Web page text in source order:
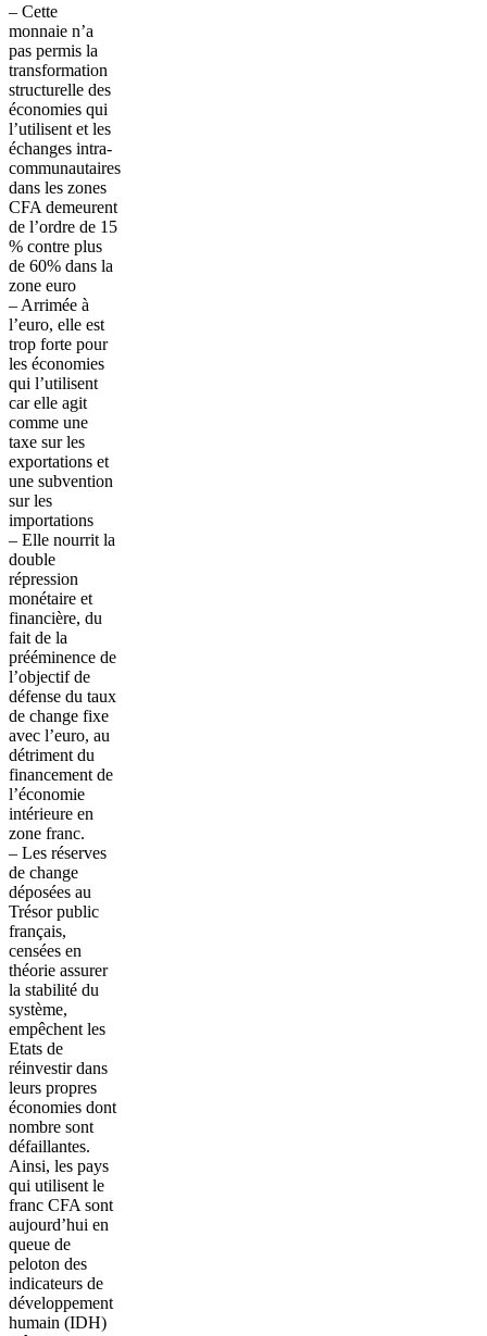
– Cette
monnaie n’a
pas permis la
transformation
structurelle des
économies qui
l’utilisent et les
échanges intra-
communautaires
dans les zones
CFA demeurent
de l’ordre de 15
% contre plus
de 60% dans la
zone euro
– Arrimée à
l’euro, elle est
trop forte pour
les économies
qui l’utilisent
car elle agit
comme une
taxe sur les
exportations et
une subvention
sur les
importations
– Elle nourrit la
double
répression
monétaire et
financière, du
fait de la
prééminence de
l’objectif de
défense du taux
de change fixe
avec l’euro, au
détriment du
financement de
l’économie
intérieure en
zone franc.
– Les réserves
de change
déposées au
Trésor public
français,
censées en
théorie assurer
la stabilité du
système,
empêchent les
Etats de
réinvestir dans
leurs propres
économies dont
nombre sont
défaillantes.
Ainsi, les pays
qui utilisent le
franc CFA sont
aujourd’hui en
queue de
peloton des
indicateurs de
développement
humain (IDH)